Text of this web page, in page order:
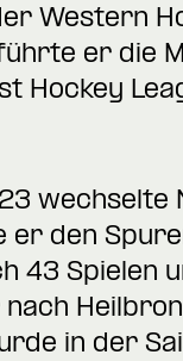
Western
er die
Hockey
wechselte
er den
43 Spielen
in der